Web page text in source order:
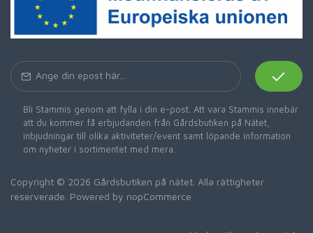
Bli Stammis genom att fylla i din e-post. Att vara Stammis innebär
att du kommer få erbjudanden från Gårdsbutiken på Nätet,
inbjudningar till olika aktiviteter/event samt löpande information
om nyheter i sortimentet med mera.
Copyright © 2026 Gårdsbutiken på nätet. Alla rättigheter
reserverade. Powered by nopCommerce